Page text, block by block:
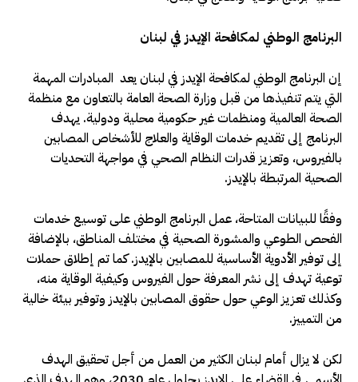
البرنامج الوطني لمكافحة الإيدز في لبنان
إن البرنامج الوطني لمكافحة الإيدز في لبنان يعد المبادرات المهمة
التي يتم تنفيذها من قبل وزارة الصحة العامة بالتعاون مع منظمة
الصحة العالمية ومنظمات غير حكومية محلية ودولية. يهدف
البرنامج إلى تقديم خدمات الوقاية والعلاج للأشخاص المصابين
بالفيروس، وتعزيز قدرات النظام الصحي في مواجهة التحديات
الصحية المرتبطة بالإيدز.
وفقًا للبيانات المتاحة، عمل البرنامج الوطني على توسيع خدمات
الفحص الطوعي والمشورة الصحية في مختلف المناطق، بالإضافة
إلى توفير الأدوية الأساسية للمصابين بالإيدز. كما تم إطلاق حملات
توعية تهدف إلى نشر المعرفة حول الفيروس وكيفية الوقاية منه،
وكذلك تعزيز الوعي حول حقوق المصابين بالإيدز وتوفير بيئة خالية
من التمييز.
لكن لا يزال أمام لبنان الكثير من العمل من أجل تحقيق الهدف